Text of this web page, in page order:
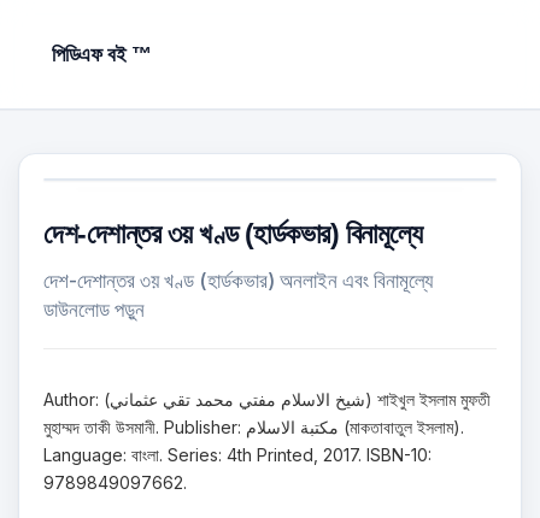
পিডিএফ বই ™
দেশ-দেশান্তর ৩য় খণ্ড (হার্ডকভার) বিনামূল্যে
দেশ-দেশান্তর ৩য় খণ্ড (হার্ডকভার) অনলাইন এবং বিনামূল্যে
ডাউনলোড পড়ুন
Author: (شيخ الاسلام مفتي محمد تقي عثماني) শাইখুল ইসলাম মুফতী
মুহাম্মদ তাকী উসমানী. Publisher: مكتبة الاسلام (মাকতাবাতুল ইসলাম).
Language: বাংলা. Series: 4th Printed, 2017. ISBN-10:
9789849097662.